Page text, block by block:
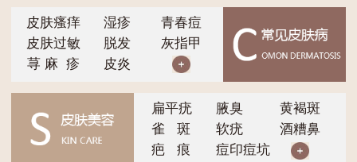
皮肤瘙痒 湿疹
青春痘
皮肤过敏
脱发
灰指甲
荨 麻 疹
皮炎
扁平疣 腋臭
黄褐斑
雀 斑
软疣
酒糟鼻
疤 痕
痘印痘坑